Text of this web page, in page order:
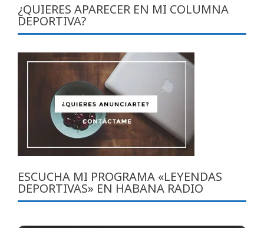
¿QUIERES APARECER EN MI COLUMNA
DEPORTIVA?
ESCUCHA MI PROGRAMA «LEYENDAS
DEPORTIVAS» EN HABANA RADIO